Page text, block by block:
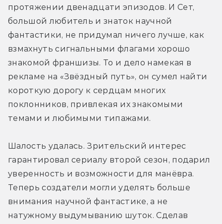
протяжении двенадцати эпизодов. И Сет,
большой любитель и знаток научной
фантастики, не придумал ничего лучше, как
взмахнуть сигнальными флагами хорошо
знакомой франшизы. То и дело намекая в
рекламе на «Звёздный путь», он сумел найти
короткую дорогу к сердцам многих
поклонников, привлекая их знакомыми
темами и любимыми типажами.
Шалость удалась. Зрительский интерес
гарантировал сериалу второй сезон, подарил
уверенность и возможности для манёвра.
Теперь создатели могли уделять больше
внимания научной фантастике, а не
натужному выдумыванию шуток. Сделав